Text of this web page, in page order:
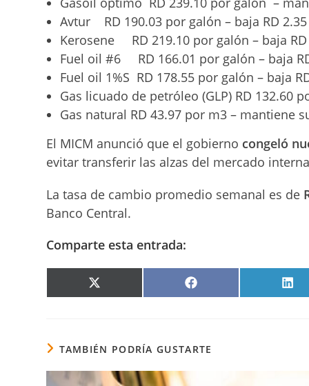
Avtur RD 190.03 por galón – baja RD
Kerosene RD 219.10 por galón – baja RD
Fuel oil #6 RD 166.01 por galón – baja
Fuel oil 1%S RD 178.55 por galón – baja
Gas licuado de petróleo (GLP) RD 132.60
Gas natural RD 43.97 por m3 – mantiene
El MICM anunció que el gobierno congeló
evitar transferir las alzas del mercado
La tasa de cambio promedio semanal es de
Banco Central.
Comparte esta entrada:
COMPARTIR
EN
COMPARTIR
EN EN
TAMBIÉN PODRÍA GUSTARTE